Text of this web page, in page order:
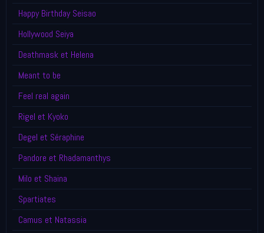
Happy Birthday Seisao
Hollywood Seiya
Deathmask et Helena
Meant to be
Feel real again
Rigel et Kyoko
Degel et Séraphine
Pandore et Rhadamanthys
Milo et Shaina
Spartiates
Camus et Natassia